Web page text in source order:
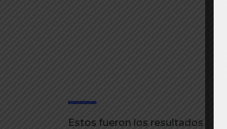
Estos fueron los resultados